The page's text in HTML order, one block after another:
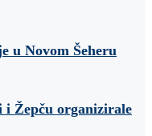
u Novom Šeheru
i Žepču organizirale